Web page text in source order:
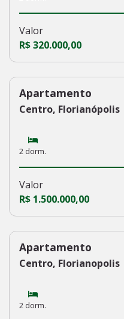
Valor
R$ 320.000,00
234
Apartamento
Centro, Florianópolis
2 dorm.
Valor
R$ 1.500.000,00
233
Apartamento
Centro, Florianopolis
2 dorm.